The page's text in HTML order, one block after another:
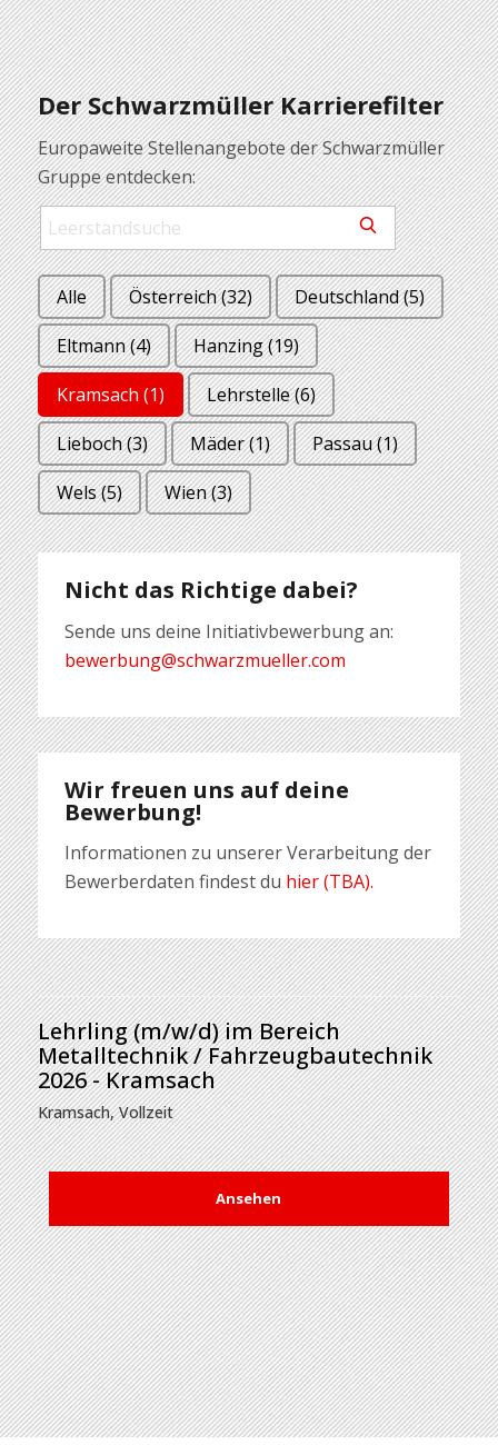
Der Schwarzmüller Karrierefilter
Europaweite Stellenangebote der Schwarzmüller
Gruppe entdecken:
Search
for
jobs
Search
Alle Österreich(32) Deutschland(5)
Eltmann(4) Hanzing(19)
Kramsach (1) Lehrstelle(6)
Lieboch(3) Mäder(1) Passau(1)
Wels(5) Wien(3)
Nicht das Richtige dabei?
Sende uns deine Initiativbewerbung an:
bewerbung@schwarzmueller.com
Wir freuen uns auf deine
Bewerbung!
Informationen zu unserer Verarbeitung der
Bewerberdaten findest du hier (TBA).
Lehrling (m/w/d) im Bereich
Metalltechnik / Fahrzeugbautechnik
2026 - Kramsach
Kramsach,Vollzeit
Ansehen